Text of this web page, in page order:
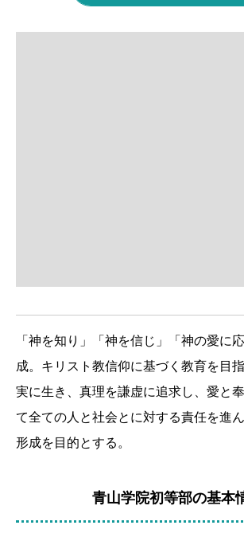
「神を知り」「神を信じ」「神の愛に
成。キリスト教信仰に基づく教育を目
実に生き、真理を謙虚に追求し、愛と
て全ての人と社会とに対する責任を進
形成を目的とする。
青山学院初等部の基本